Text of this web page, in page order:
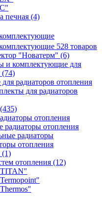
печная (4)
528 товаров
"Новатерм" (6)
и комплектующие для
(74)
радиаторов отопления
для радиаторов
(435)
отопления
радиаторы отопления
радиаторы
отопления
(1)
отопления (12)